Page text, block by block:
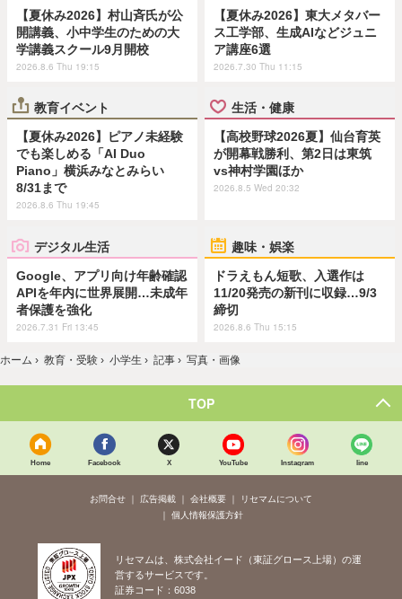
【夏休み2026】村山斉氏が公
開講義、小中学生のための大
学講義スクール9月開校
2026.8.6 Thu 19:15
【夏休み2026】東大メタバー
ス工学部、生成AIなどジュニ
ア講座6選
2026.7.30 Thu 11:15
教育イベント
【夏休み2026】ピアノ未経験
でも楽しめる「AI Duo
Piano」横浜みなとみらい
8/31まで
2026.8.6 Thu 19:45
生活・健康
【高校野球2026夏】仙台育英
が開幕戦勝利、第2日は東筑
vs神村学園ほか
2026.8.5 Wed 20:32
デジタル生活
Google、アプリ向け年齢確認
APIを年内に世界展開…未成年
者保護を強化
2026.7.31 Fri 13:45
趣味・娯楽
ドラえもん短歌、入選作は
11/20発売の新刊に収録…9/3
締切
2026.8.6 Thu 15:15
ホーム › 教育・受験 › 小学生 › 記事 › 写真・画像
TOP
Home Facebook X YouTube Instagram line
お問合せ 広告掲載 会社概要
リセマムについて
個人情報保護方針
リセマムは、株式会社イード（東証グロース上場）の運
営するサービスです。
証券コード：6038